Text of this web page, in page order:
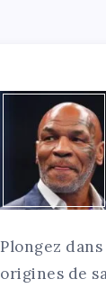
Plongez
origines de